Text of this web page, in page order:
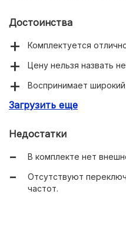
Достоинства
Комплектуется
Цену нельзя назвать
Воспринимает
Микрофон получился
Загрузить еще
Недостатки
В комплекте нет
Отсутствуют
частот.